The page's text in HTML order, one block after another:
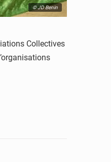
© JD Benin
Collectives